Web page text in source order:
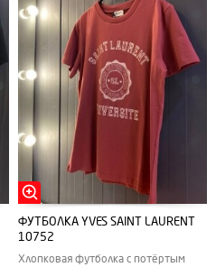
ФУТБОЛКА YVES SAINT LAURENT
10752
Хлопковая футболка с потёртым